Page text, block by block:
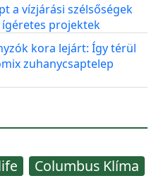
a vízjárási szélsőségek
ígéretes projektek
kora lejárt: Így térül
zuhanycsaptelep
Columbus Klíma